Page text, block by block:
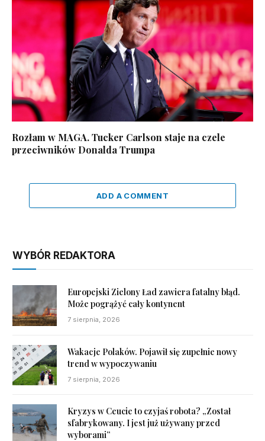
Rozłam w MAGA. Tucker Carlson staje na czele
przeciwników Donalda Trumpa
ADD A COMMENT
WYBÓR REDAKTORA
Europejski Zielony Ład zawiera fatalny błąd.
Może pogrążyć cały kontynent
7 sierpnia, 2026
Wakacje Polaków. Pojawił się zupełnie nowy
trend w wypoczywaniu
7 sierpnia, 2026
Kryzys w Ceucie to czyjaś robota? „Został
sfabrykowany. I jest już używany przed
wyborami”